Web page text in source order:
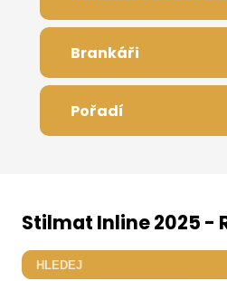
Brankáři
Pořadí
Stilmat Inline 2025 -